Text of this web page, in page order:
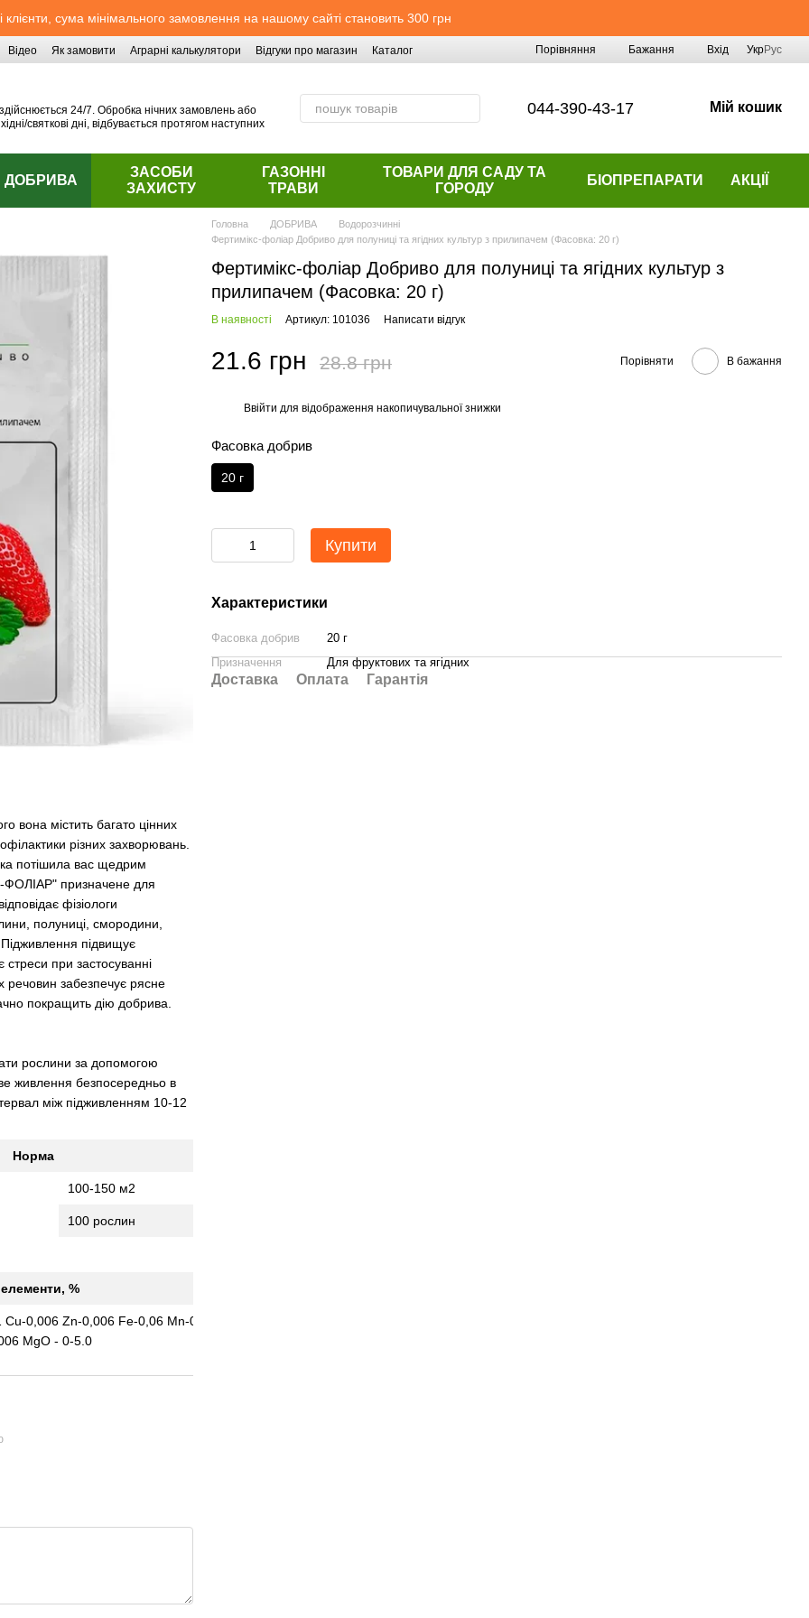
клієнти, сума мінімального замовлення на нашому сайті становить 300 грн
Відео Як замовити Аграрні калькулятори Відгуки про магазин Каталог Порівняння Бажання Вхід УкрРус
24/7. Обробка нічних замовлень або
святкові дні, відбувається протягом наступних
044-390-43-17 Мій кошик
ДОБРИВА
ЗАСОБИ
ЗАХИСТУ
ГАЗОННІ
ТРАВИ
ТОВАРИ ДЛЯ САДУ ТА
ГОРОДУ
БІОПРЕПАРАТИ АКЦІЇ
вона містить багато цінних
різних захворювань.
потішила вас щедрим
ФОЛІАР" призначене для
фізіологи
полуниці, смородини,
Підживлення підвищує
стреси при застосуванні
речовин забезпечує рясне
покращить дію добрива.
рослини за допомогою
живлення безпосередньо в
між підживленням 10-12
Норма
100-150 м2
100 рослин
%
Cu-0,006 Zn-0,006 Fe-0,06 Мn-0,04
МgО - 0-5.0
Головна ДОБРИВА
Водорозчинні
Фертимікс-фоліар Добриво для полуниці та ягідних культур з прилипачем (Фасовка: 20 г)
Фертимікс-фоліар Добриво для полуниці та ягідних культур з
прилипачем (Фасовка: 20 г)
В наявності Артикул: 101036 Написати відгук
21.6 грн 28.8 грн Порівняти В бажання
Ввійти для відображення накопичувальної знижки
Фасовка добрив
20 г
Купити
Характеристики
Фасовка добрив
20 г
Призначення
Для фруктових та ягідних
Доставка Оплата Гарантія